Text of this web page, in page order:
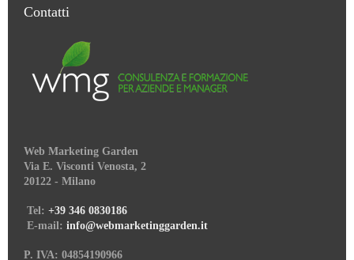
Contatti
Web Marketing Garden
Via E. Visconti Venosta, 2
20122 - Milano
Tel: +39 346 0830186
E-mail: info@webmarketinggarden.it
P. IVA: 04854190966